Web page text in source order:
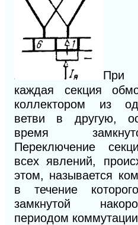
При
каждая секция
коллектором из
ветви в другую,
время
Переключение
всех явлений,
этом, называется
в течение
замкнутой
периодом